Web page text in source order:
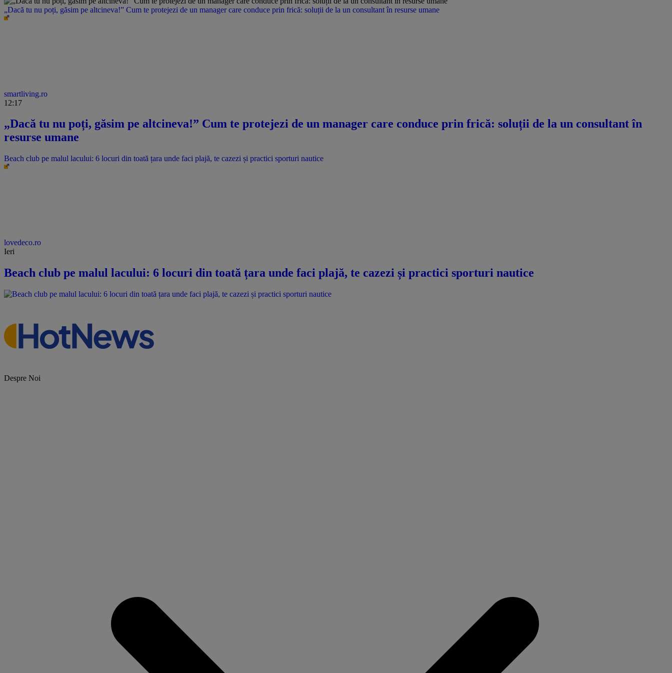
„Dacă tu nu poți, găsim pe altcineva!” Cum te protejezi de un manager care conduce prin frică: soluții de la un consultant în resurse umane
smartliving.ro
12:17
„Dacă tu nu poți, găsim pe altcineva!” Cum te protejezi de un manager care conduce prin frică: soluții de la un consultant în
resurse umane
Beach club pe malul lacului: 6 locuri din toată țara unde faci plajă, te cazezi și practici sporturi nautice
lovedeco.ro
Ieri
Beach club pe malul lacului: 6 locuri din toată țara unde faci plajă, te cazezi și practici sporturi nautice
Despre Noi